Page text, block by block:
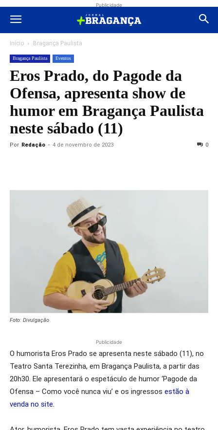
Publicidade
Início Bragança Paulista
Bragança Paulista Eventos
Eros Prado, do Pagode da
Ofensa, apresenta show de
humor em Bragança Paulista
neste sábado (11)
Por Redação - 4 de novembro de 2023 0
Foto: Divulgação
Publicidade
O humorista Eros Prado se apresenta neste sábado (11), no
Teatro Santa Terezinha, em Bragança Paulista, a partir das
20h30. Ele apresentará o espetáculo de humor ‘Pagode da
Ofensa – Como você nunca viu’ e os ingressos estão à
venda no site.